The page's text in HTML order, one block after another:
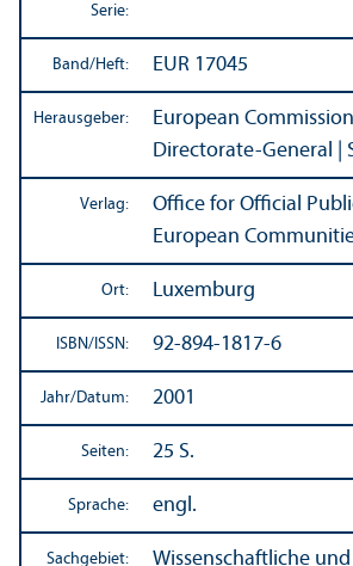
Serie:
Band/Heft: EUR 17045
Herausgeber:
European
Directorate-General |
Verlag:
Office for Official
European
Ort: Luxemburg
ISBN/ ISSN: 92-894-1817-6
Jahr/Datum: 2001
Seiten: 25 S.
Sprache: engl.
Sachgebiet: Wissenschaft­liche